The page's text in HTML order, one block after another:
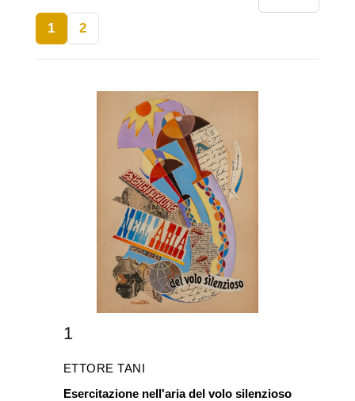
1 2
1
ETTORE TANI
Esercitazione nell'aria del volo silenzioso